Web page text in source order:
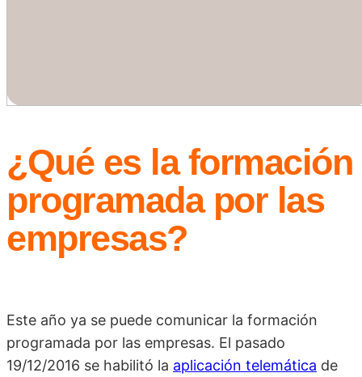
¿Qué es la formación
programada por las
empresas?
Este año ya se puede comunicar la formación
programada por las empresas. El pasado
19/12/2016 se habilitó la aplicación telemática de